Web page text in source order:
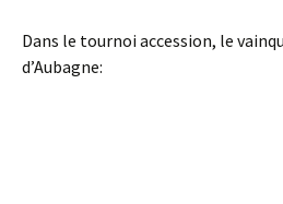
Dans le tournoi accession, le
d’Aubagne: